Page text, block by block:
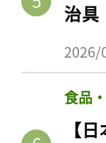
治具
2026/
食品
【